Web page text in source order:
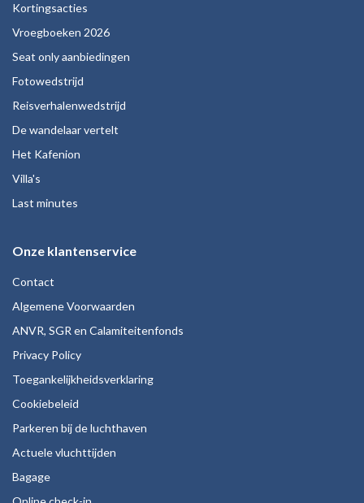
Kortingsacties
Vroegboeken 2026
Seat only aanbiedingen
Fotowedstrijd
Reisverhalenwedstrijd
De wandelaar vertelt
Het Kafenion
Villa's
Last minutes
Onze klantenservice
Contact
Algemene Voorwaarden
ANVR, SGR en Calamiteitenfonds
Privacy Policy
Toegankelijkheidsverklaring
Cookiebeleid
Parkeren bij de luchthaven
Actuele vluchttijden
Bagage